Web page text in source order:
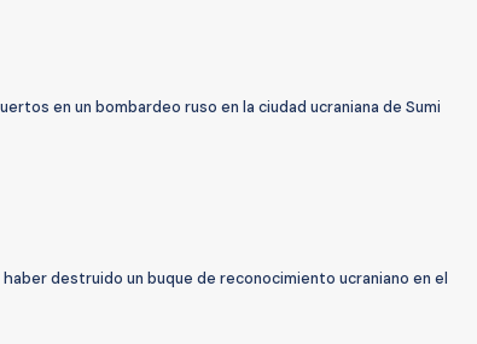
en un bombardeo ruso en la ciudad ucraniana de Sumi
haber destruido un buque de reconocimiento ucraniano en el